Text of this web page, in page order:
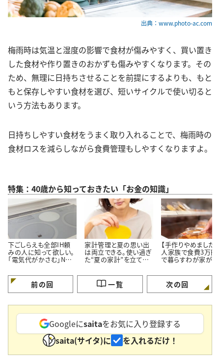
出典：www.photo-ac.com
梅雨時は気温と湿度の影響で食材が傷みやすく、買い置き
した食材や作り置きのおかずも傷みやすくなります。その
ため、無理に日持ちさせることを前提にするよりも、もと
もと保存しやすい食材を選び、短いサイクルで使い切ると
いう方法もあります。
日持ちしやすい食材をうまく取り入れることで、梅雨時の
食材ロスを減らしながら食費管理もしやすくなりますよ。
特集：40歳から知っておきたい「お金の知識」
下ごしらえも全部IH頼
みの人に知って欲しい。
「電気代がかさむ」NG
家計管理と夏の思い出
は両立できる。使い過ぎ
た“夏の家計”を立て直
【手作りやめました】
人家族で食費3万円
で暮らすわが家が「
3つ」
前の回 一覧 次の回
Googleにsaitaをお気に入り登録する
saita(サイタ)に
を入れるだけ！